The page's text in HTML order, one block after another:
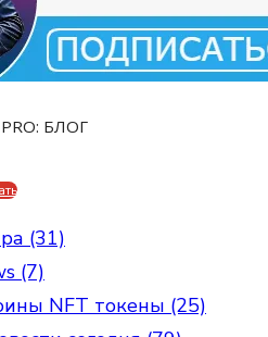
БЛОГ
(31)
(7)
NFT токены (25)